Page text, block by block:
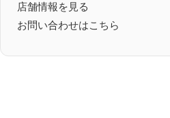
店舗情報を見る
お問い合わせはこちら